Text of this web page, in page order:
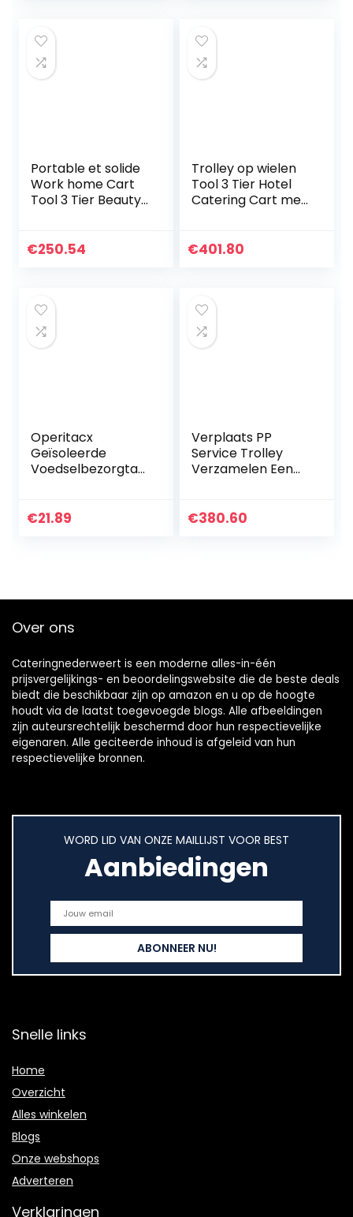
Portable et solide
Work home Cart
Tool 3 Tier Beauty
Rolling Trolley met
€250.54
Trolley op wielen
Tool 3 Tier Hotel
Catering Cart met
Schoonmaakservi
€401.80
Operitacx
Geïsoleerde
Voedselbezorgtas
Boodschappentas
€21.89
Verplaats PP
Service Trolley
Verzamelen Een
Met Universele
€380.60
Over ons
Cateringnederweert is een moderne alles-in-één
prijsvergelijkings- en beoordelingswebsite die de beste deals
biedt die beschikbaar zijn op amazon en u op de hoogte
houdt via de laatst toegevoegde blogs. Alle afbeeldingen
zijn auteursrechtelijk beschermd door hun respectievelijke
eigenaren. Alle geciteerde inhoud is afgeleid van hun
respectievelijke bronnen.
WORD LID VAN ONZE MAILLIJST VOOR BEST
Aanbiedingen
Snelle links
Home
Overzicht
Alles winkelen
Blogs
Onze webshops
Adverteren
Verklaringen